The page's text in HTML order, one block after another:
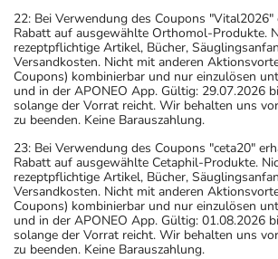
22: Bei Verwendung des Coupons
Rabatt auf ausgewählte Orthomol-Produkte.
rezeptpflichtige Artikel, Bücher,
Versandkosten. Nicht mit anderen
Coupons) kombinierbar und nur einzulösen
und in der APONEO App. Gültig: 29.07.2026
solange der Vorrat reicht. Wir behalten uns
zu beenden. Keine Barauszahlung.
23: Bei Verwendung des Coupons "ceta20"
Rabatt auf ausgewählte Cetaphil-Produkte.
rezeptpflichtige Artikel, Bücher,
Versandkosten. Nicht mit anderen
Coupons) kombinierbar und nur einzulösen
und in der APONEO App. Gültig: 01.08.2026
solange der Vorrat reicht. Wir behalten uns
zu beenden. Keine Barauszahlung.